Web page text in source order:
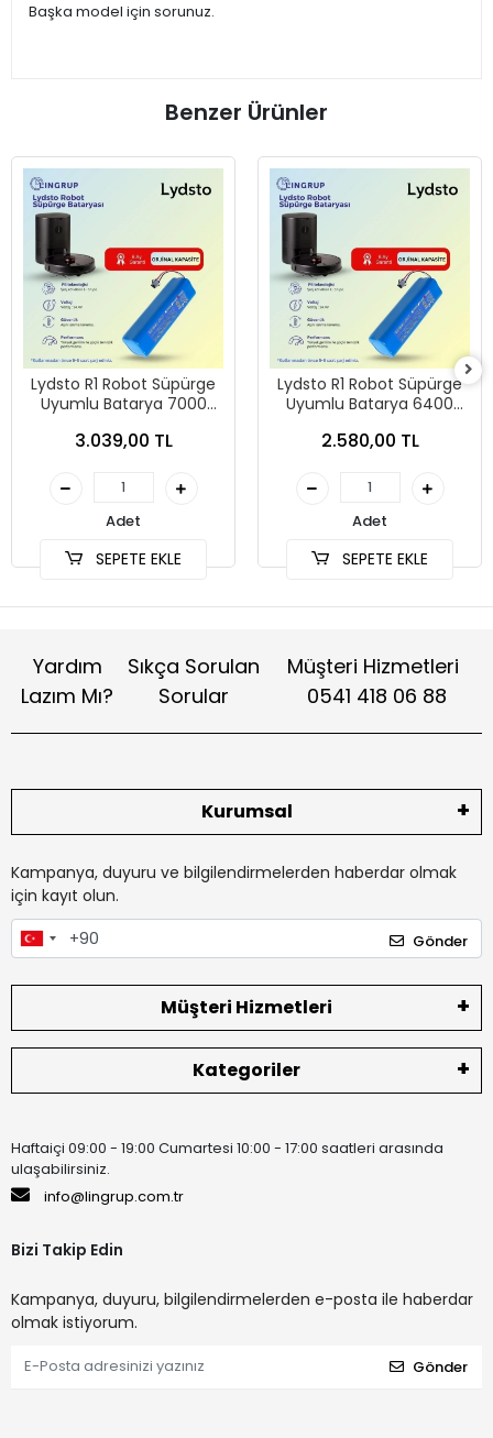
Başka model için sorunuz.
Benzer Ürünler
Lydsto R1 Robot Süpürge
Uyumlu Batarya 7000
3.039,00 TL
Adet
SEPETE EKLE
Lydsto R1 Robot Süpürge
Uyumlu Batarya 6400
2.580,00 TL
Adet
SEPETE EKLE
Yardım
Lazım Mı?
Sıkça Sorulan
Sorular
Müşteri Hizmetleri
0541 418 06 88
Kurumsal
Kampanya, duyuru ve bilgilendirmelerden haberdar olmak
için kayıt olun.
Gönder
Müşteri Hizmetleri
Kategoriler
Haftaiçi 09:00 - 19:00 Cumartesi 10:00 - 17:00 saatleri arasında
ulaşabilirsiniz.
info@lingrup.com.tr
Bizi Takip Edin
Kampanya, duyuru, bilgilendirmelerden e-posta ile haberdar
olmak istiyorum.
Gönder